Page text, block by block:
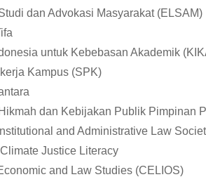
dan Advokasi Masyarakat (ELSAM)
untuk Kebebasan Akademik
Kampus (SPK)
dan Kebijakan Publik Pimpinan
and Administrative Law
Justice Literacy
and Law Studies (CELIOS)